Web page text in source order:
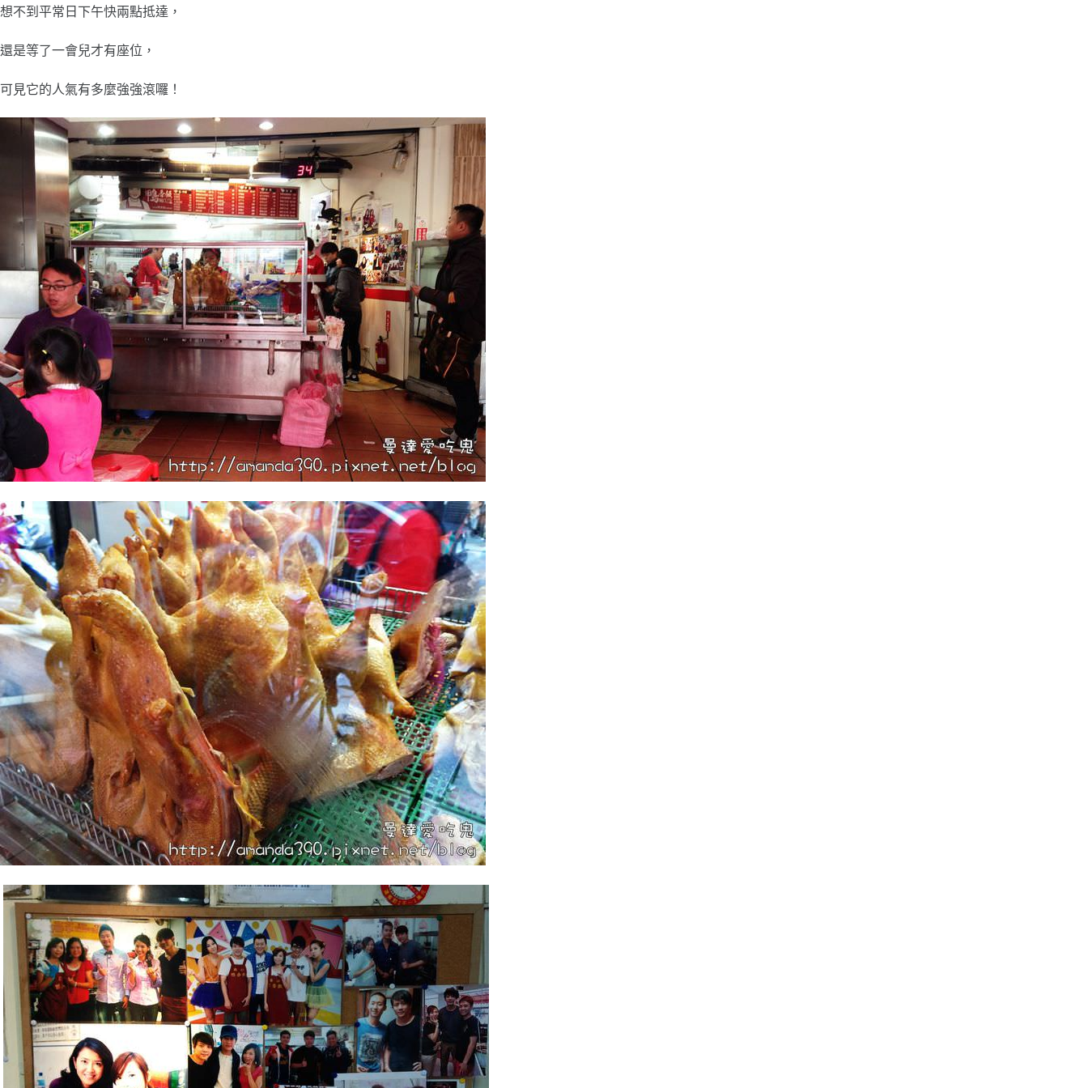
想不到平常日下午快兩點抵達，
還是等了一會兒才有座位，
可見它的人氣有多麼強強滾囉！